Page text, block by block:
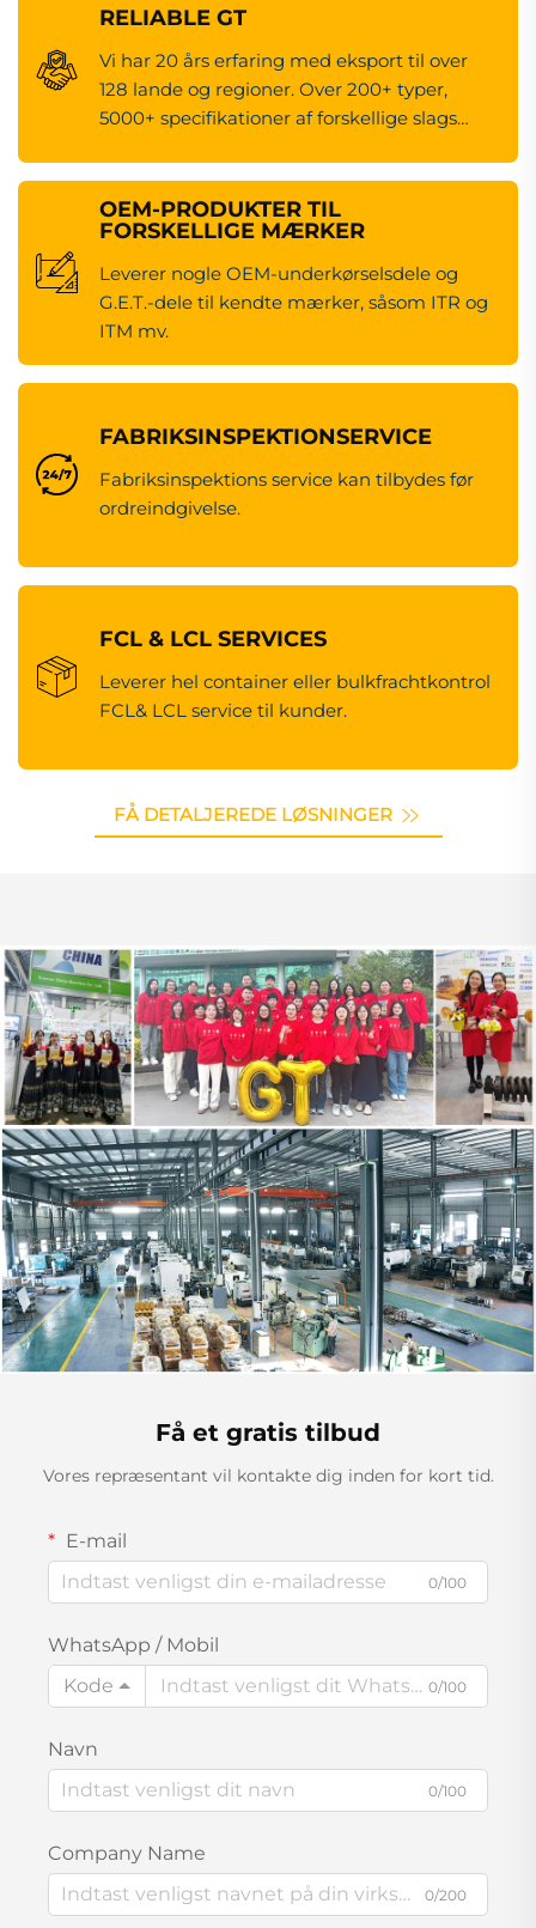
RELIABLE GT
Vi har 20 års erfaring med eksport til over
128 lande og regioner. Over 200+ typer,
5000+ specifikationer af forskellige slags
OEM-PRODUKTER TIL
FORSKELLIGE MÆRKER
Leverer nogle OEM-underkørselsdele og
G.E.T.-dele til kendte mærker, såsom ITR og
ITM mv.
FABRIKSINSPEKTIONSERVICE
Fabriksinspektions service kan tilbydes før
ordreindgivelse.
FCL & LCL SERVICES
Leverer hel container eller bulkfrachtkontrol
FCL& LCL service til kunder.
FÅ DETALJEREDE LØSNINGER
Få et gratis tilbud
Vores repræsentant vil kontakte dig inden for kort tid.
E-mail
0/100
WhatsApp / Mobil
Kode
0/100
Navn
0/100
Company Name
0/200